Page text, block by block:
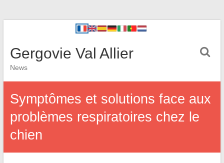
Gergovie Val Allier
News
Symptômes et solutions face aux
problèmes respiratoires chez le
chien